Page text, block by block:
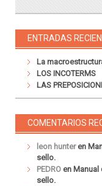
ENTRADAS
La
LOS INCOTERMS
LAS
COMENTARIOS
leon hunteren
sello.
PEDRO en Manual
sello.